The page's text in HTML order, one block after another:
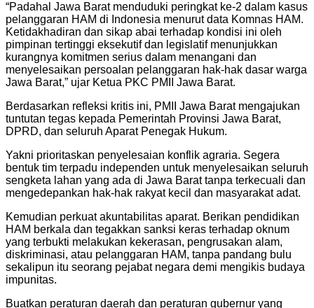
“Padahal Jawa Barat menduduki peringkat ke-2 dalam kasus
pelanggaran HAM di Indonesia menurut data Komnas HAM.
Ketidakhadiran dan sikap abai terhadap kondisi ini oleh
pimpinan tertinggi eksekutif dan legislatif menunjukkan
kurangnya komitmen serius dalam menangani dan
menyelesaikan persoalan pelanggaran hak-hak dasar warga
Jawa Barat,” ujar Ketua PKC PMII Jawa Barat.
Berdasarkan refleksi kritis ini, PMII Jawa Barat mengajukan
tuntutan tegas kepada Pemerintah Provinsi Jawa Barat,
DPRD, dan seluruh Aparat Penegak Hukum.
Yakni prioritaskan penyelesaian konflik agraria. Segera
bentuk tim terpadu independen untuk menyelesaikan seluruh
sengketa lahan yang ada di Jawa Barat tanpa terkecuali dan
mengedepankan hak-hak rakyat kecil dan masyarakat adat.
Kemudian perkuat akuntabilitas aparat. Berikan pendidikan
HAM berkala dan tegakkan sanksi keras terhadap oknum
yang terbukti melakukan kekerasan, pengrusakan alam,
diskriminasi, atau pelanggaran HAM, tanpa pandang bulu
sekalipun itu seorang pejabat negara demi mengikis budaya
impunitas.
Buatkan peraturan daerah dan peraturan gubernur yang